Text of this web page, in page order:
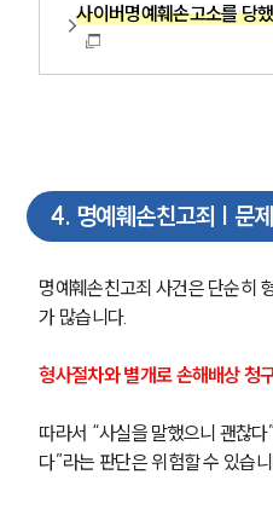
사이버명예훼손고소를 당
4. 명예훼손친고죄 | 문
명예훼손친고죄 사건은 단순히
가 많습니다.
형사절차와 별개로 손해배상 청
따라서 “사실을 말했으니 괜찮
다”라는 판단은 위험할 수 있습니